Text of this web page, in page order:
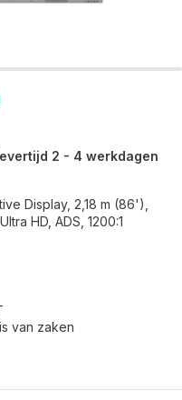
2 - 4 werkdagen
Display, 2,18 m (86'),
HD, ADS, 1200:1
van zaken